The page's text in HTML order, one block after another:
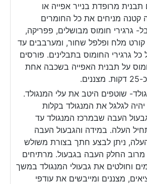
תבנית מרופדת בנייר אפייה או
קטנה מניחים את כל החומרים
גרגירי חומוס מבושלים, פפריקה,
קורט מלח ופלפל שחור, ומערבבים עד
כל גרגירי החומוס בתבלינים. פורסים
על תבנית האפייה בשכבה אחת
שוטפים היטב את עלי המנגולד.
לגלגל את המנגולד בקלות
העבה שבמרכז המנגולד עד
העלה. במידה והגבעול העבה
ניתן לבצע חתך בצורת משולש
מרוב החלק העבה בגבעול. מרתיחים
וחולטים את גבעולי המנגולד במשך
מצננים ומייבשים את עודפי